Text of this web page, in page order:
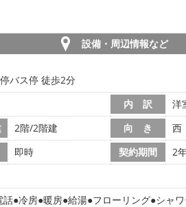
設備・周辺情報など
バス停 徒歩2分
内 訳
洋
2階/2階建 向 き 西
即時 契約期間 2
話 冷房 暖房 給湯 フローリング シャ